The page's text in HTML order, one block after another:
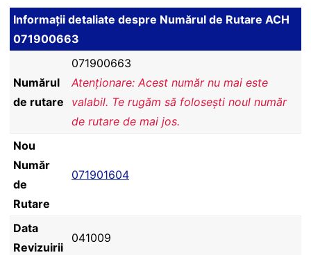
Informații detaliate despre Numărul de Rutare ACH
071900663
Numărul
de rutare
071900663
Atenționare: Acest număr nu mai este
valabil. Te rugăm să folosești noul număr
de rutare de mai jos.
Nou
Număr
de
Rutare
071901604
Data
Revizuirii
041009